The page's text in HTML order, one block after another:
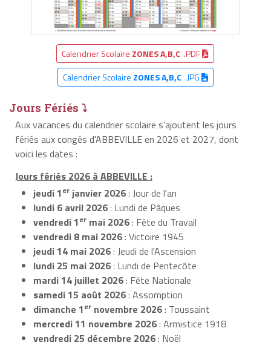
Calendrier Scolaire ZONES A,B,C .PDF
Calendrier Scolaire ZONES A,B,C.JPG
Jours Fériés ⤵
Aux vacances du calendrier scolaire s’ajoutent les jours
fériés aux congés d'ABBEVILLE en 2026 et 2027, dont
voici les dates :
Jours fériés 2026 à ABBEVILLE :
jeudi 1er janvier 2026: Jour de l'an
lundi 6 avril 2026: Lundi de Pâques
vendredi 1er mai 2026: Fête du Travail
vendredi 8 mai 2026: Victoire 1945
jeudi 14 mai 2026: Jeudi de l'Ascension
lundi 25 mai 2026: Lundi de Pentecôte
mardi 14 juillet 2026: Fête Nationale
samedi 15 août 2026: Assomption
dimanche 1er novembre 2026: Toussaint
mercredi 11 novembre 2026: Armistice 1918
vendredi 25 décembre 2026: Noël